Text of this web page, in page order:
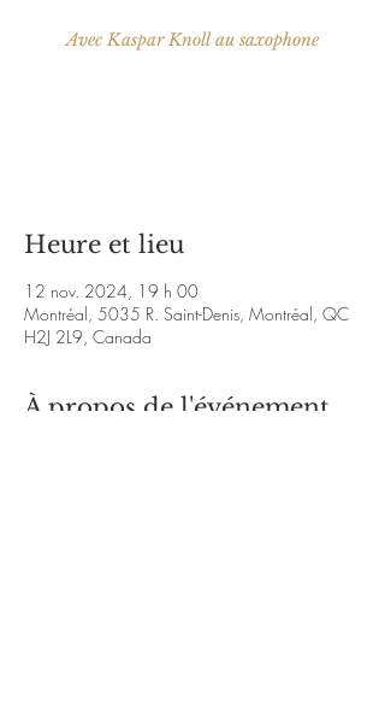
Heure et lieu
12 nov. 2024, 19 h 00
Montréal, 5035 R. Saint-Denis, Montréal, QC
H2J 2L9, Canada
À propos de l'événement